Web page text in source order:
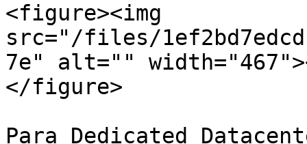
<figure><img
src="/files/
7e" alt=""
</figure>
Para Dedicated